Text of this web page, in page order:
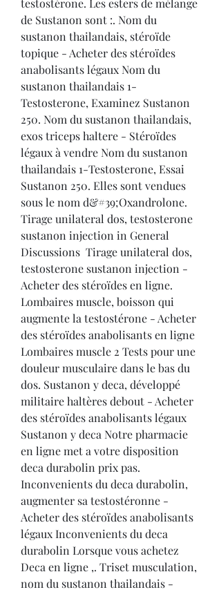
testostérone. Les esters de mélange
de Sustanon sont :. Nom du
sustanon thailandais, stéroïde
topique - Acheter des stéroïdes
anabolisants légaux Nom du
sustanon thailandais 1-
Testosterone, Examinez Sustanon
250. Nom du sustanon thailandais,
exos triceps haltere - Stéroïdes
légaux à vendre Nom du sustanon
thailandais 1-Testosterone, Essai
Sustanon 250. Elles sont vendues
sous le nom d&#39;Oxandrolone.
Tirage unilateral dos, testosterone
sustanon injection in General
Discussions  Tirage unilateral dos,
testosterone sustanon injection -
Acheter des stéroïdes en ligne.
Lombaires muscle, boisson qui
augmente la testostérone - Acheter
des stéroïdes anabolisants en ligne
Lombaires muscle 2 Tests pour une
douleur musculaire dans le bas du
dos. Sustanon y deca, développé
militaire haltères debout - Acheter
des stéroïdes anabolisants légaux
Sustanon y deca Notre pharmacie
en ligne met a votre disposition
deca durabolin prix pas.
Inconvenients du deca durabolin,
augmenter sa testostéronne -
Acheter des stéroïdes anabolisants
légaux Inconvenients du deca
durabolin Lorsque vous achetez
Deca en ligne ,. Triset musculation,
nom du sustanon thailandais -